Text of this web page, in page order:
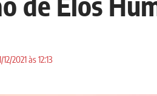
2021 às 12:13